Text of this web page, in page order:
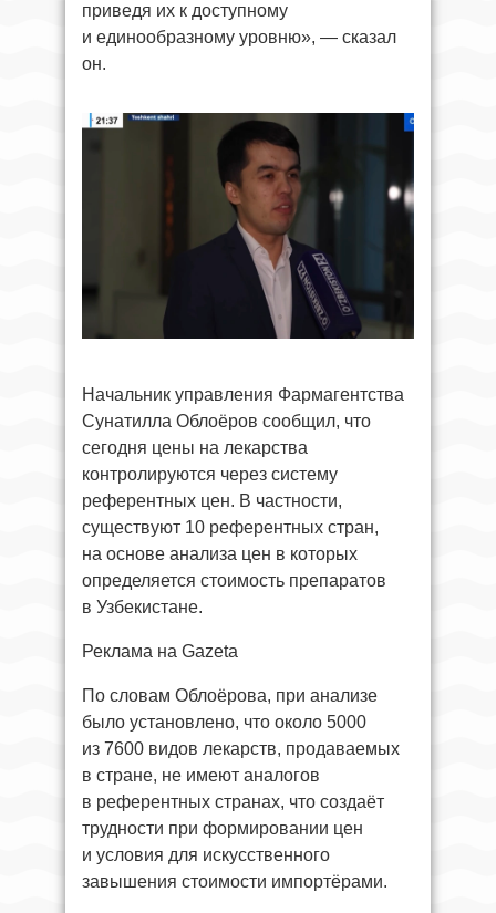
приведя их к доступному
и единообразному уровню», — сказал
он.
Начальник управления Фармагентства
Сунатилла Облоёров сообщил, что
сегодня цены на лекарства
контролируются через систему
референтных цен. В частности,
существуют 10 референтных стран,
на основе анализа цен в которых
определяется стоимость препаратов
в Узбекистане.
Реклама на Gazeta
По словам Облоёрова, при анализе
было установлено, что около 5000
из 7600 видов лекарств, продаваемых
в стране, не имеют аналогов
в референтных странах, что создаёт
трудности при формировании цен
и условия для искусственного
завышения стоимости импортёрами.